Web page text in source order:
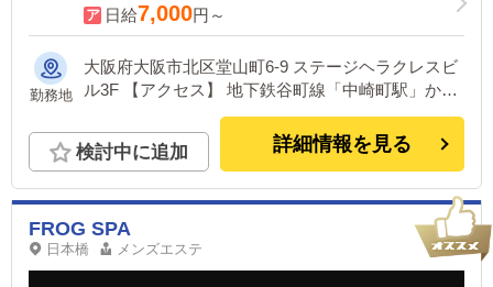
日給7,000円～
勤務地
大阪府大阪市北区堂山町6-9 ステージヘラクレスビ
ル3F 【アクセス】 地下鉄谷町線「中崎町駅」から
徒歩5分 地下鉄谷町線「東梅田駅」から徒歩7分 阪
急線「大阪梅田駅」から徒歩8分 阪神線「大阪梅田
駅」から徒歩8分 地下鉄御堂筋線「梅田駅」から徒
検討中に追加 詳細情報を見る
FROG SPA
日本橋 メンズエステ